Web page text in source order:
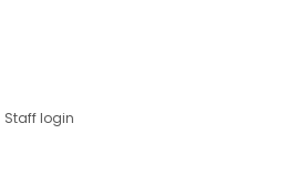
Staff login